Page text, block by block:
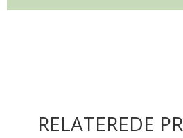
RELATEREDE